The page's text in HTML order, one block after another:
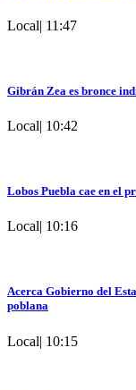
Local| 11:47
Gibrán Zea es bronce
Local| 10:42
Lobos Puebla cae en el
Local| 10:16
Acerca Gobierno del
poblana
Local| 10:15